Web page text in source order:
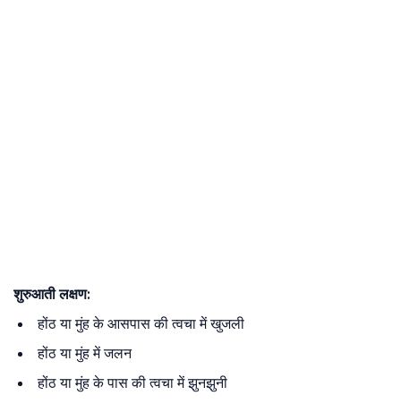
शुरुआती लक्षण:
होंठ या मुंह के आसपास की त्वचा में खुजली
होंठ या मुंह में जलन
होंठ या मुंह के पास की त्वचा में झुनझुनी